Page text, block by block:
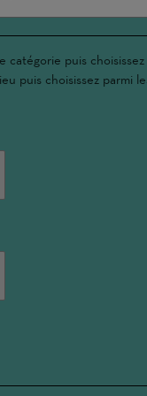
catégorie puis
puis choisissez parmi